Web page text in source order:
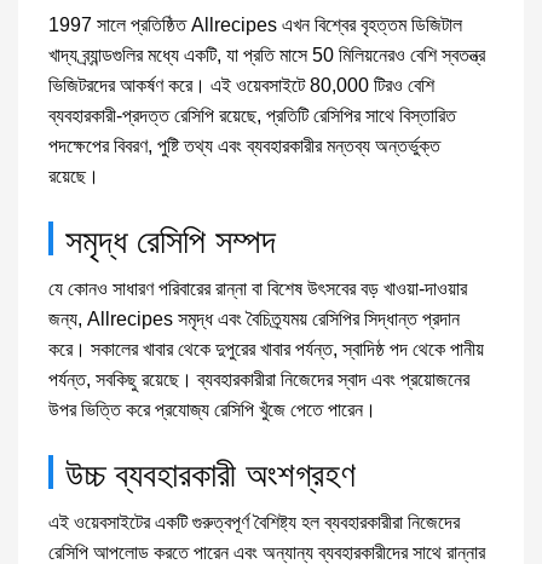
1997 সালে প্রতিষ্ঠিত Allrecipes এখন বিশ্বের বৃহত্তম ডিজিটাল
খাদ্য ব্র্যান্ডগুলির মধ্যে একটি, যা প্রতি মাসে 50 মিলিয়নেরও বেশি স্বতন্ত্র
ভিজিটরদের আকর্ষণ করে। এই ওয়েবসাইটে 80,000 টিরও বেশি
ব্যবহারকারী-প্রদত্ত রেসিপি রয়েছে, প্রতিটি রেসিপির সাথে বিস্তারিত
পদক্ষেপের বিবরণ, পুষ্টি তথ্য এবং ব্যবহারকারীর মন্তব্য অন্তর্ভুক্ত
রয়েছে।
সমৃদ্ধ রেসিপি সম্পদ
যে কোনও সাধারণ পরিবারের রান্না বা বিশেষ উৎসবের বড় খাওয়া-দাওয়ার
জন্য, Allrecipes সমৃদ্ধ এবং বৈচিত্র্যময় রেসিপির সিদ্ধান্ত প্রদান
করে। সকালের খাবার থেকে দুপুরের খাবার পর্যন্ত, স্বাদিষ্ঠ পদ থেকে পানীয়
পর্যন্ত, সবকিছু রয়েছে। ব্যবহারকারীরা নিজেদের স্বাদ এবং প্রয়োজনের
উপর ভিত্তি করে প্রযোজ্য রেসিপি খুঁজে পেতে পারেন।
উচ্চ ব্যবহারকারী অংশগ্রহণ
এই ওয়েবসাইটের একটি গুরুত্বপূর্ণ বৈশিষ্ট্য হল ব্যবহারকারীরা নিজেদের
রেসিপি আপলোড করতে পারেন এবং অন্যান্য ব্যবহারকারীদের সাথে রান্নার